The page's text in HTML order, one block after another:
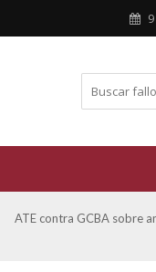
sobre amparo –